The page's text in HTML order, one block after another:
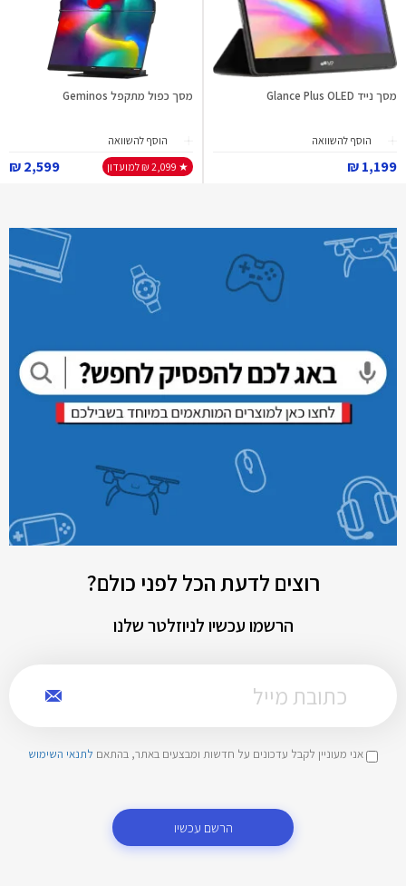
מסך נייד Glance Plus OLED
הוסף להשוואה
1,199 ₪
מסך כפול מתקפל Geminos
הוסף להשוואה
★ 2,099 ₪ למועדון
2,599 ₪
רוצים לדעת הכל לפני כולם?
הרשמו עכשיו לניוזלטר שלנו
אני מעוניין לקבל עדכונים על חדשות ומבצעים באתר, בהתאם לתנאי השימוש
הרשם עכשיו